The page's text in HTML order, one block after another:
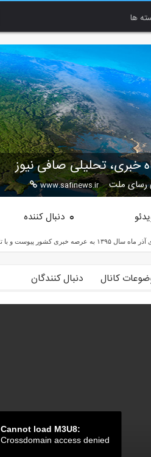
ها
خبری، تحلیلی صافی نیوز
ملت www.safinews.ir
0 دنبال کننده
از معاونت مطبوعاتی وزارت فرهنگ و ارشاد اسلامی شد.
کانال دنبال کنندگان
Cannot load M3U8:
Crossdomain access denied